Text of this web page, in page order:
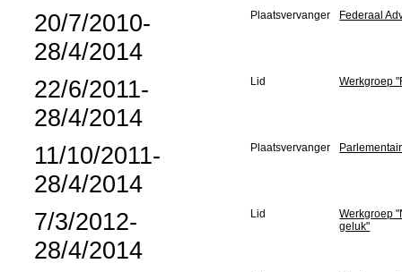
20/7/2010-
28/4/2014
Plaatsvervanger Federaal
22/6/2011-
28/4/2014
Lid Werkgroep
11/10/2011-
28/4/2014
Plaatsvervanger
7/3/2012-
28/4/2014
Lid
Werkgroep
geluk"